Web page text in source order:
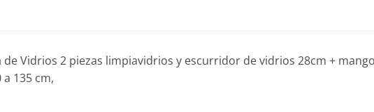
de Vidrios 2 piezas limpiavidrios y escurridor de vidrios 28cm +
135 cm,